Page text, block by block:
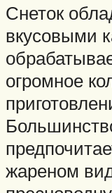
Снеток
вкусовыми
огромное
жареном